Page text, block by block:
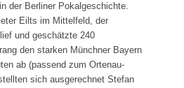
der Berliner Pokalgeschichte.
Eilts im Mittelfeld, der
und geschätzte 240
den starken Münchner Bayern
ab (passend zum Ortenau­­­-
sich aus­gerechnet Stefan